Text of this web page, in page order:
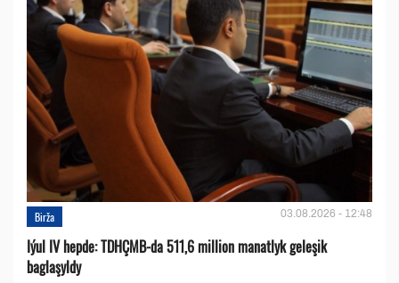
Birža 03.08.2026 - 12:48
Iýul IV hepde: TDHÇMB-da 511,6 million manatlyk geleşik
baglaşyldy